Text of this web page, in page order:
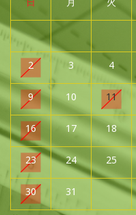
日 月 火
2
3 4
9
10 11
16
17 18
23
24 25
30
31